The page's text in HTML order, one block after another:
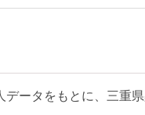
ータをもとに、三重